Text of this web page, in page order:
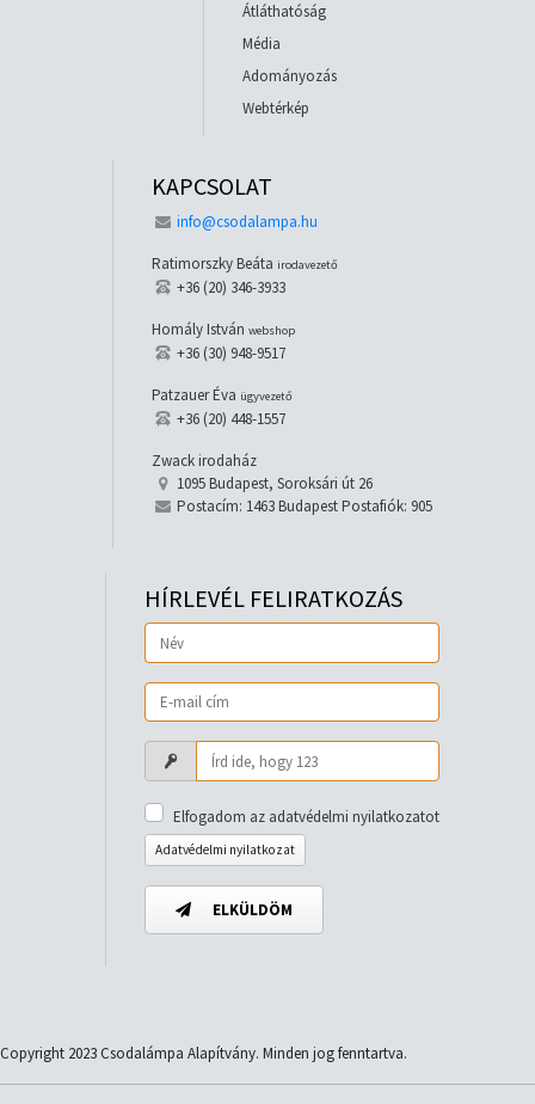
Átláthatóság
Média
Adományozás
Webtérkép
KAPCSOLAT
info@csodalampa.hu
Ratimorszky Beáta irodavezető
+36 (20) 346-3933
Homály István webshop
+36 (30) 948-9517
Patzauer Éva ügyvezető
+36 (20) 448-1557
Zwack irodaház
1095 Budapest, Soroksári út 26
Postacím: 1463 Budapest Postafiók: 905
HÍRLEVÉL FELIRATKOZÁS
Elfogadom az adatvédelmi nyilatkozatot
Adatvédelmi nyilatkozat
ELKÜLDÖM
Copyright 2023 Csodalámpa Alapítvány. Minden jog fenntartva.